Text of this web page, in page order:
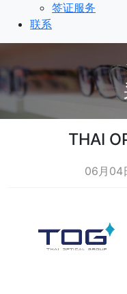
签证服务
联系
THAI
06月04